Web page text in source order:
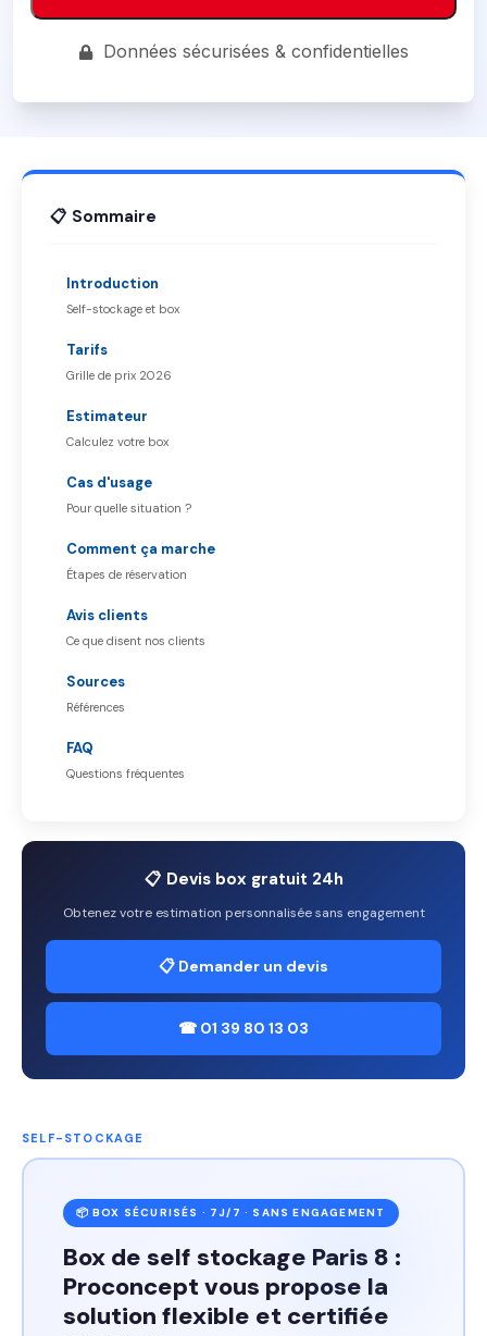
Données sécurisées & confidentielles
📋 Sommaire
Introduction
Self-stockage et box
Tarifs
Grille de prix 2026
Estimateur
Calculez votre box
Cas d'usage
Pour quelle situation ?
Comment ça marche
Étapes de réservation
Avis clients
Ce que disent nos clients
Sources
Références
FAQ
Questions fréquentes
📋 Devis box gratuit 24h
Obtenez votre estimation personnalisée sans engagement
📋 Demander un devis
☎ 01 39 80 13 03
SELF-STOCKAGE
📦 BOX SÉCURISÉS · 7J/7 · SANS ENGAGEMENT
Box de self stockage Paris 8 :
Proconcept vous propose la
solution flexible et certifiée